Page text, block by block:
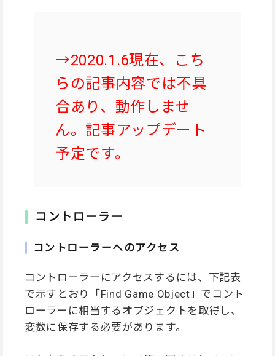
→2020.1.6現在、こち
らの記事内容では不具
合あり、動作しませ
ん。記事アップデート
予定です。
コントローラー
コントローラーへのアクセス
コントローラーにアクセスするには、下記表
で示すとおり「Find Game Object」でコント
ローラーに相当するオブジェクトを取得し、
変数に保存する必要があります。